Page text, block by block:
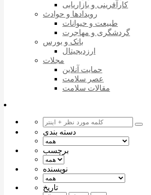
کارآفرینی و بازاریابی
رویدادها و حوادث
طبیعت و حیوانات
گردشگری و مهاجرت
بانک و بورس
ارزدیجیتال
مجلات
حمایت آنلاین
عصر سلامت
مقالات سلامت
دسته بندی
برچسب
نویسنده
تاریخ